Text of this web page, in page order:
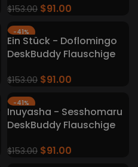
$153.00 $91.00
-41%
Ein Stück - Doflomingo
DeskBuddy Flauschige
$153.00 $91.00
-41%
Inuyasha - Sesshomaru
DeskBuddy Flauschige
$153.00 $91.00